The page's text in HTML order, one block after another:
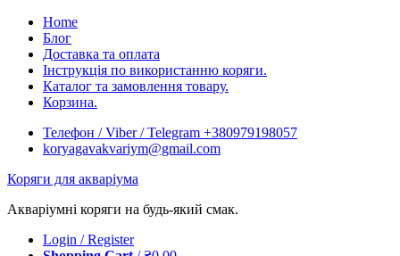
Skip
content
Home
Блог
Доставка та оплата
Інструкція по використанню коряги.
Каталог та замовлення товару.
Корзина.
Телефон / Viber / Telegram +380979198057
koryagavakvariym@gmail.com
Коряги для акваріума
Акваріумні коряги на будь-який смак.
Login / Register